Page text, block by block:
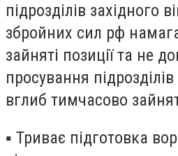
підрозділів західного
збройних сил рф
зайняті позиції та не
просування
вглиб тимчасово
▪️ Триває підготовка